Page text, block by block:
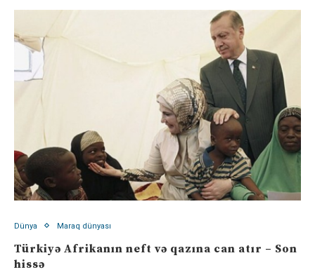
Dünya Maraq dünyası
Türkiyə Afrikanın neft və qazına can atır – Son
hissə